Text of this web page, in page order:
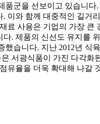
군을 선보이고 있습니
와 함께 대중적인 길거
사용은 기업의 가장 큰
. 제품의 신선도 유지를
습니다. 지난 2012년 식
서광식품이 가진 다각화
유율을 더욱 확대해 나갈